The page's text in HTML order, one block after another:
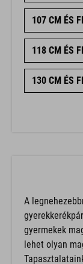
107 CM ÉS
118 CM ÉS
130 CM ÉS
A
gyermekek
lehet olyan